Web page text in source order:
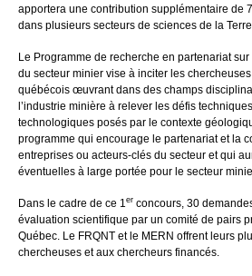
apportera une contribution supplémentaire de
dans plusieurs secteurs de sciences de la Terre
Le Programme de recherche en partenariat
du secteur minier vise à inciter les
québécois œuvrant dans des champs
l’industrie minière à relever les défis
technologiques posés par le contexte
programme qui encourage le partenariat et la
entreprises ou acteurs-clés du secteur et qui
éventuelles à large portée pour le secteur
Dans le cadre de ce 1 er concours, 30
évaluation scientifique par un comité de pairs
Québec. Le FRQNT et le MERN offrent leurs
chercheuses et aux chercheurs financés.